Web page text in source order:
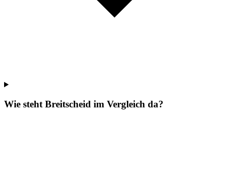
Wie steht Breitscheid im Vergleich da?